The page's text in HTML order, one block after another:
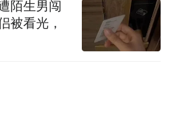
陌生男闯
被看光，